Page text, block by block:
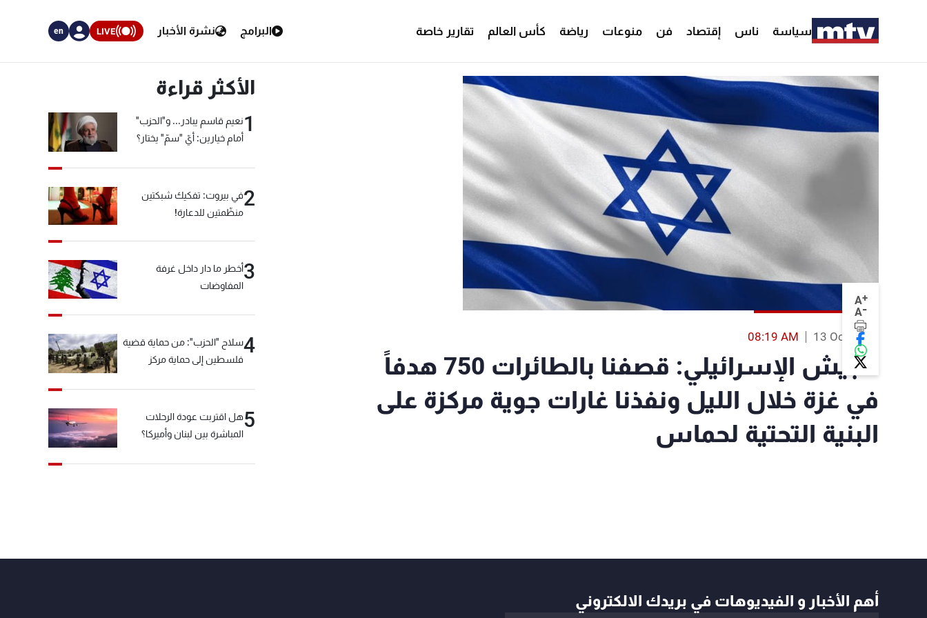
سياسة ناس إقتصاد فن منوعات رياضة كأس العالم تقارير خاصة البرامج نشرة الأخبار LIVE
en
A+
A-
13 Oct 2023
08:19 AM
الجيش الإسرائيلي: قصفنا بالطائرات 750 هدفاً
في غزة خلال الليل ونفذنا غارات جوية مركزة على
البنية التحتية لحماس
الأكثر قراءة
1نعيم قاسم يبادر... و"الحزب"
أمام خيارين: أيّ "سمّ" يختار؟
2في بيروت: تفكيك شبكتين
منظّمتين للدعارة!
3أخطر ما دار داخل غرفة
المفاوضات
4سلاح "الحزب": من حماية قضية
فلسطين إلى حماية مركز
5هل اقتربت عودة الرحلات
المباشرة بين لبنان وأميركا؟
أهم الأخبار و الفيديوهات في بريدك الالكتروني